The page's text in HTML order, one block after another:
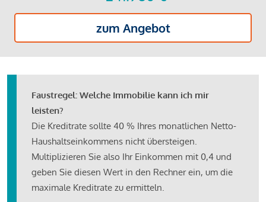
zum Angebot
Faustregel: Welche Immobilie kann ich mir
leisten?
Die Kreditrate sollte 40 % Ihres monatlichen Netto-
Haushaltseinkommens nicht übersteigen.
Multiplizieren Sie also Ihr Einkommen mit 0,4 und
geben Sie diesen Wert in den Rechner ein, um die
maximale Kreditrate zu ermitteln.